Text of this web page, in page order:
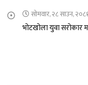
सोमवार, २८ साउन,
भोटखोला युवा सरोकार